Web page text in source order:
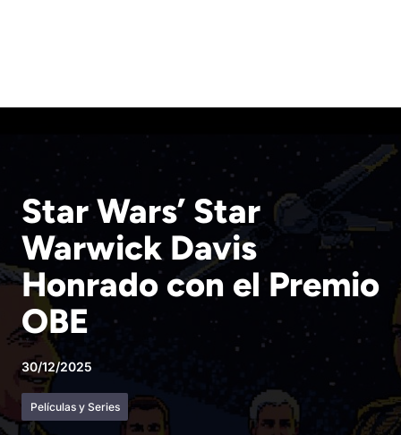
Star Wars’ Star
Warwick Davis
Honrado con el Premio
OBE
30/12/2025
Películas y Series